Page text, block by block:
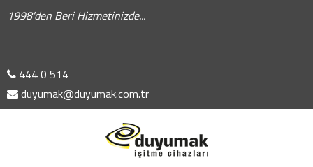
1998'den Beri Hizmetinizde...
444 0 514
duyumak@duyumak.com.tr